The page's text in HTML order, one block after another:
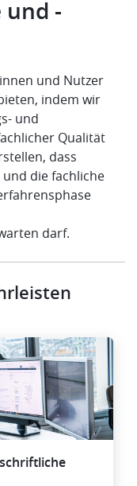
-
und Nutzer
indem wir
und
Qualität
dass
die fachliche
darf.